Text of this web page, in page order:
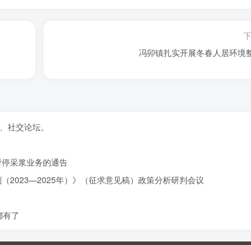
冯卯镇扎实开展冬春人居环境
社交论坛。
采浆业务的通告
2023—2025年）》（征求意见稿）政策分析研判会议
了